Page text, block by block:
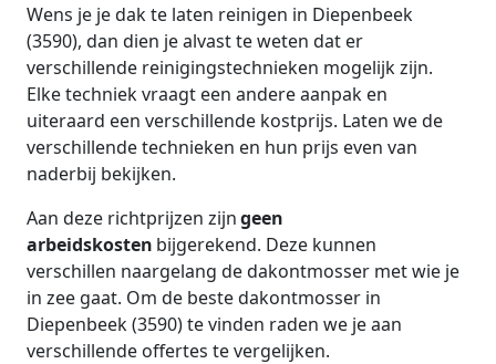
Wens je je dak te laten reinigen in Diepenbeek
(3590), dan dien je alvast te weten dat er
verschillende reinigingstechnieken mogelijk zijn.
Elke techniek vraagt een andere aanpak en
uiteraard een verschillende kostprijs. Laten we de
verschillende technieken en hun prijs even van
naderbij bekijken.
Aan deze richtprijzen zijngeen
arbeidskosten bijgerekend. Deze kunnen
verschillen naargelang de dakontmosser met wie je
in zee gaat. Om de beste dakontmosser in
Diepenbeek (3590) te vinden raden we je aan
verschillende offertes te vergelijken.